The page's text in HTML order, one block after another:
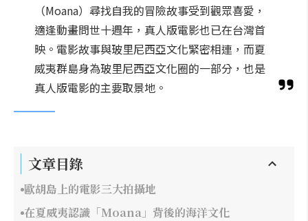
（Moana）尋找自我的冒險故事受到觀眾喜愛，
適逢動畫問世十週年，真人版電影也已在台灣首
映。電影故事與玻里尼西亞文化緊密相連，而夏
威夷群島身為玻里尼西亞文化圈的一部分，也是
真人版電影的主要取景地。
文章目錄
歐胡島上的電影三大拍攝地
在夏威夷認識「Moana」背後的海洋文化